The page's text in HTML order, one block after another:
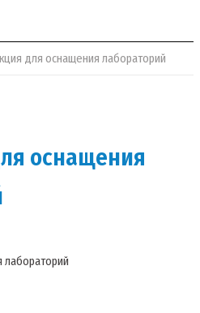
для оснащения лабораторий
оснащения